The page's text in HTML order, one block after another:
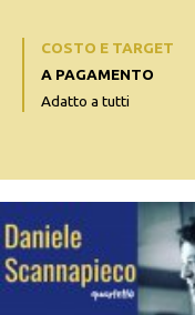
COSTO E TARGET
A PAGAMENTO
Adatto a tutti